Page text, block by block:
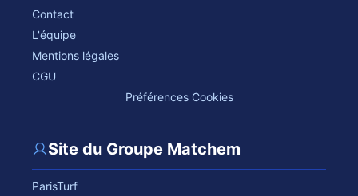
Contact
L'équipe
Mentions légales
CGU
Préférences Cookies
Site du Groupe Matchem
ParisTurf